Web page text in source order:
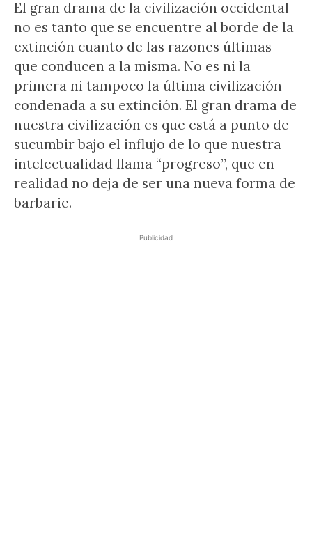
El gran drama de la civilización occidental
no es tanto que se encuentre al borde de la
extinción cuanto de las razones últimas
que conducen a la misma. No es ni la
primera ni tampoco la última civilización
condenada a su extinción. El gran drama de
nuestra civilización es que está a punto de
sucumbir bajo el influjo de lo que nuestra
intelectualidad llama “progreso”, que en
realidad no deja de ser una nueva forma de
barbarie.
Publicidad